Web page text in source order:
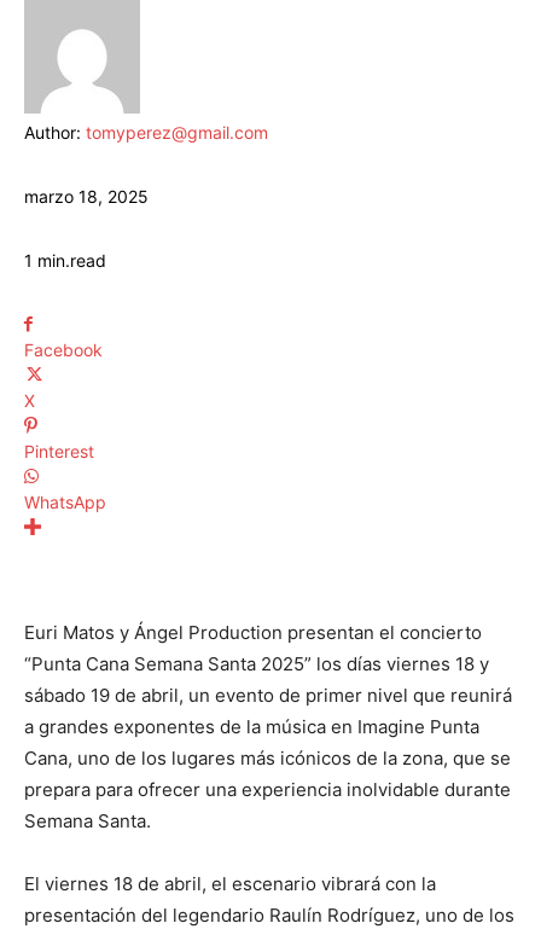
Author: tomyperez@gmail.com
marzo 18, 2025
1 min.read
Facebook
X
Pinterest
WhatsApp
Euri Matos y Ángel Production presentan el concierto
“Punta Cana Semana Santa 2025” los días viernes 18 y
sábado 19 de abril, un evento de primer nivel que reunirá
a grandes exponentes de la música en Imagine Punta
Cana, uno de los lugares más icónicos de la zona, que se
prepara para ofrecer una experiencia inolvidable durante
Semana Santa.
El viernes 18 de abril, el escenario vibrará con la
presentación del legendario Raulín Rodríguez, uno de los